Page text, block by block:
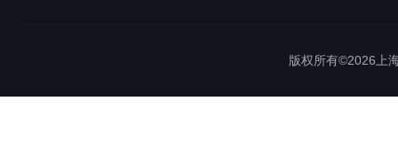
版权所有©2026